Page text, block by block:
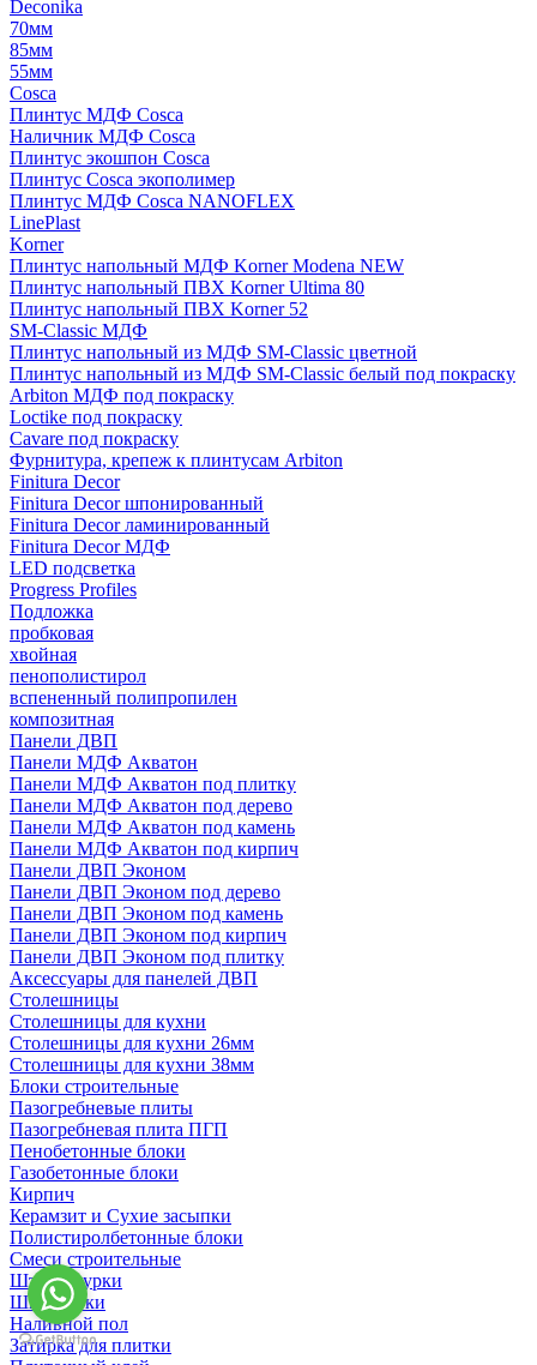
Deconika
70мм
85мм
55мм
Cosca
Плинтус МДФ Cosca
Наличник МДФ Cosca
Плинтус экошпон Cosca
Плинтус Cosca экополимер
Плинтус МДФ Cosca NANOFLEX
LinePlast
Korner
Плинтус напольный МДФ Korner Modena NEW
Плинтус напольный ПВХ Korner Ultima 80
Плинтус напольный ПВХ Korner 52
SM-Classic МДФ
Плинтус напольный из МДФ SM-Classic цветной
Плинтус напольный из МДФ SM-Classic белый под покраску
Arbiton МДФ под покраску
Loctike под покраску
Cavare под покраску
Фурнитура, крепеж к плинтусам Arbiton
Finitura Decor
Finitura Decor шпонированный
Finitura Decor ламинированный
Finitura Decor МДФ
LED подсветка
Progress Profiles
Подложка
пробковая
хвойная
пенополистирол
вспененный полипропилен
композитная
Панели ДВП
Панели МДФ Акватон
Панели МДФ Акватон под плитку
Панели МДФ Акватон под дерево
Панели МДФ Акватон под камень
Панели МДФ Акватон под кирпич
Панели ДВП Эконом
Панели ДВП Эконом под дерево
Панели ДВП Эконом под камень
Панели ДВП Эконом под кирпич
Панели ДВП Эконом под плитку
Аксессуары для панелей ДВП
Столешницы
Столешницы для кухни
Столешницы для кухни 26мм
Столешницы для кухни 38мм
Блоки строительные
Пазогребневые плиты
Пазогребневая плита ПГП
Пенобетонные блоки
Газобетонные блоки
Кирпич
Керамзит и Сухие засыпки
Полистиролбетонные блоки
Смеси строительные
Штукартурки
Шпаклевки
Наливной пол
Затирка для плитки